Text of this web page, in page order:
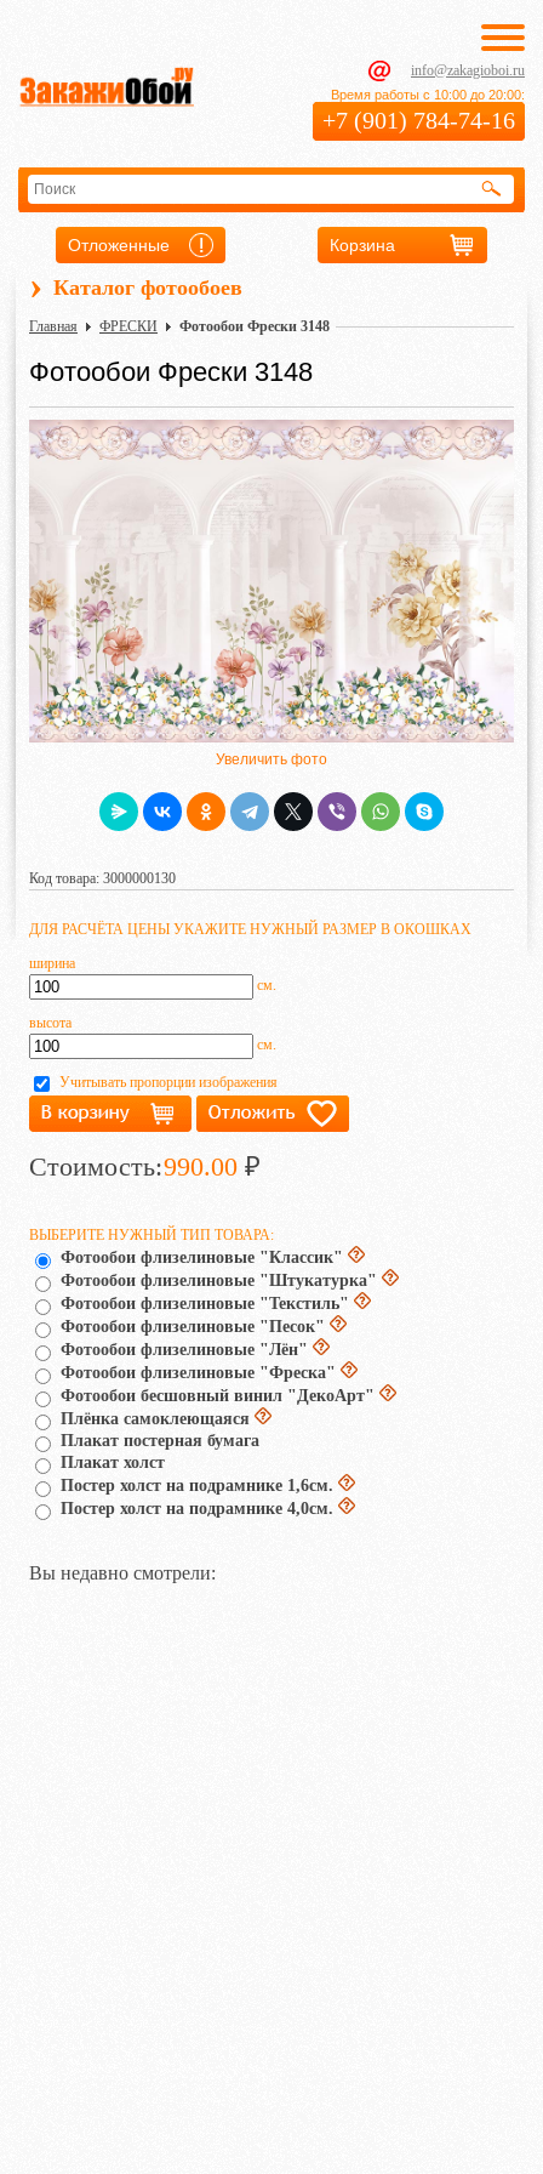
info@zakagioboi.ru
Время работы с 10:00 до 20:00:
+7 (901) 784-74-16
Отложенные Корзина
› Каталог фотообоев
Главная ФРЕСКИ Фотообои Фрески 3148
Фотообои Фрески 3148
Увеличить фото
Код товара: 3000000130
ДЛЯ РАСЧЁТА ЦЕНЫ УКАЖИТЕ НУЖНЫЙ РАЗМЕР В ОКОШКАХ
ширина
см.
высота
см.
Учитывать пропорции изображения
Стоимость:990.00 ₽
ВЫБЕРИТЕ НУЖНЫЙ ТИП ТОВАРА:
Фотообои флизелиновые "Классик"
Фотообои флизелиновые "Штукатурка"
Фотообои флизелиновые "Текстиль"
Фотообои флизелиновые "Песок"
Фотообои флизелиновые "Лён"
Фотообои флизелиновые "Фреска"
Фотообои бесшовный винил "ДекоАрт"
Плёнка самоклеющаяся
Плакат постерная бумага
Плакат холст
Постер холст на подрамнике 1,6см.
Постер холст на подрамнике 4,0см.
Вы недавно смотрели: